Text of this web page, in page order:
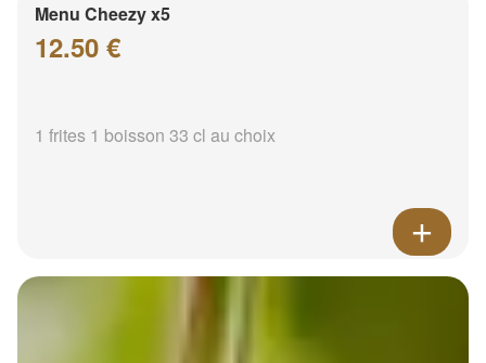
Menu Cheezy x5
12.50 €
1 frites 1 boisson 33 cl au choix